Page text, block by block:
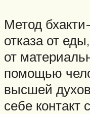
Метод
отказа от
от
помощью
высшей
себе контакт